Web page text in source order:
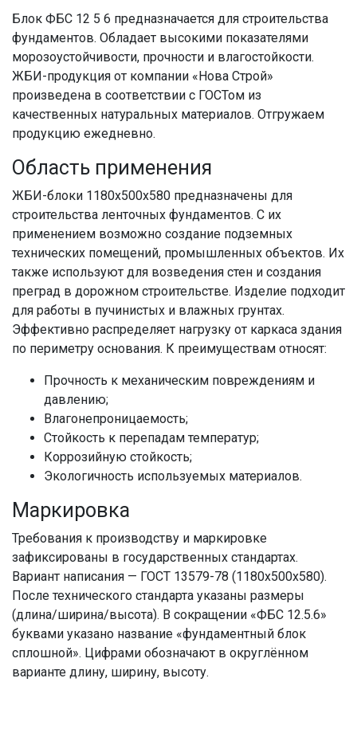
Блок ФБС 12 5 6 предназначается для строительства
фундаментов. Обладает высокими показателями
морозоустойчивости, прочности и влагостойкости.
ЖБИ-продукция от компании «Нова Строй»
произведена в соответствии с ГОСТом из
качественных натуральных материалов. Отгружаем
продукцию ежедневно.
Область применения
ЖБИ-блоки 1180x500x580 предназначены для
строительства ленточных фундаментов. С их
применением возможно создание подземных
технических помещений, промышленных объектов. Их
также используют для возведения стен и создания
преград в дорожном строительстве. Изделие подходит
для работы в пучинистых и влажных грунтах.
Эффективно распределяет нагрузку от каркаса здания
по периметру основания. К преимуществам относят:
Прочность к механическим повреждениям и
давлению;
Влагонепроницаемость;
Стойкость к перепадам температур;
Коррозийную стойкость;
Экологичность используемых материалов.
Маркировка
Требования к производству и маркировке
зафиксированы в государственных стандартах.
Вариант написания — ГОСТ 13579-78 (1180x500x580).
После технического стандарта указаны размеры
(длина/ширина/высота). В сокращении «ФБС 12.5.6»
буквами указано название «фундаментный блок
сплошной». Цифрами обозначают в округлённом
варианте длину, ширину, высоту.